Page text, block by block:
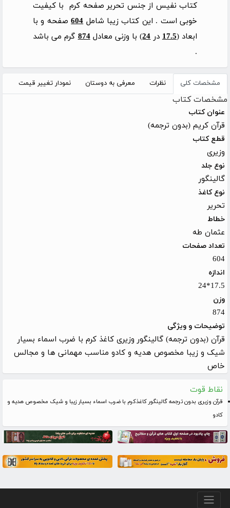
کتاب نفیس از جنس تحریر صفحه کرم با کیفیت
خوبی است . این کتاب زیبا شامل604صفحه و با
ابعاد (17.5در24) با وزنی معادل874گرم می باشد
.
مشخصات کلی نظرات معرفی به دوستان نمودار تغییر قیمت
مشخصات کتاب
عنوان کتاب
قرآن کریم (بدون ترجمه)
قطع کتاب
وزیری
نوع جلد
گالینگور
نوع کاغذ
تحریر
خطاط
عثمان طه
تعداد صفحات
604
اندازه
17.5*24
وزن
874
توضیحات و ویژگی
قرآن (بدون ترجمه) گالینگور وزیری کاغذ کرم با ضرب اسماء بسیار
شیک و زیبا مخصوص هدیه و کادو مناسب مهمانی ها و مجالس
خاص
نقاط قوت
قرآن وزیری بدون ترجمه گالینگور کاغذکرم با ضرب اسماء بسیار زیبا و شیک مخصوص هدیه و
کادو
منو پایین